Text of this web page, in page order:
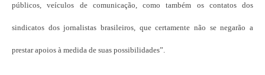
públicos, veículos de comunicação, como também os contatos dos
sindicatos dos jornalistas brasileiros, que certamente não se negarão a
prestar apoios à medida de suas possibilidades”.